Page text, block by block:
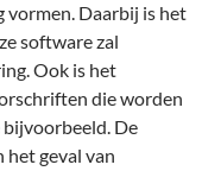
Daarbij is het
software zal
Ook is het
die worden
bijvoorbeeld. De
het geval van